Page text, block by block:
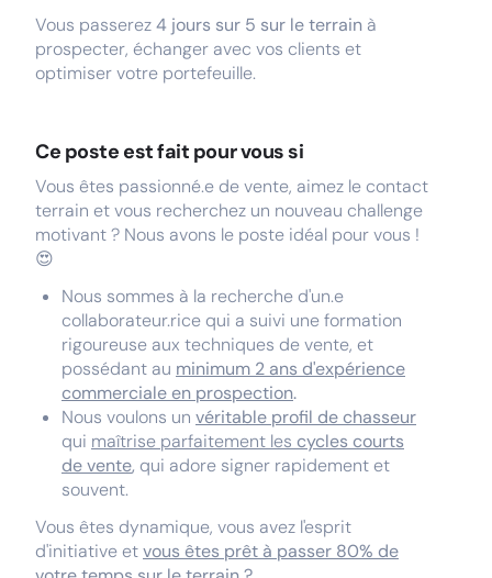
Vous passerez4 jours sur 5 sur le terrain à
prospecter, échanger avec vos clients et
optimiser votre portefeuille.
Ce poste est fait pour vous si
Vous êtes passionné.e de vente, aimez le contact
terrain et vous recherchez un nouveau challenge
motivant ? Nous avons le poste idéal pour vous !
😍
Nous sommes à la recherche d'un.e
collaborateur.rice qui a suivi une formation
rigoureuse aux techniques de vente, et
possédant au minimum 2 ans d'expérience
commerciale en prospection.
Nous voulons un véritable profil de chasseur
qui maîtrise parfaitement les cycles courts
de vente, qui adore signer rapidement et
souvent.
Vous êtes dynamique, vous avez l'esprit
d'initiative etvous êtes prêt à passer 80% de